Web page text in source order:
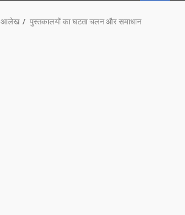
आलेख पुस्तकालयों का घटता चलन और समाधान